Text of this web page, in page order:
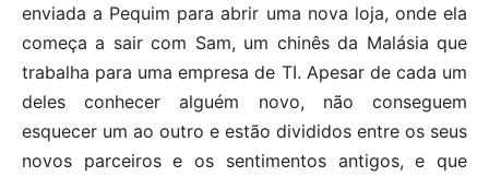
enviada a Pequim para abrir uma nova loja, onde ela
começa a sair com Sam, um chinês da Malásia que
trabalha para uma empresa de TI. Apesar de cada um
deles conhecer alguém novo, não conseguem
esquecer um ao outro e estão divididos entre os seus
novos parceiros e os sentimentos antigos, e que